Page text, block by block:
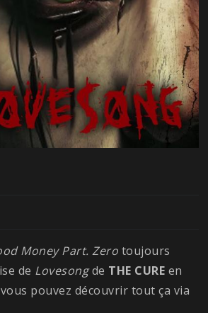
Money Part. Zero toujours
de Lovesongde THE CURE en
pouvez découvrir tout ça via